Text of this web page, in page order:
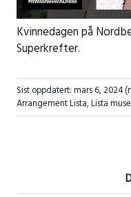
Kvinnedagen på
Superkrefter.
Sist oppdatert:mars 6, 2024
Arrangement Lista,Lista